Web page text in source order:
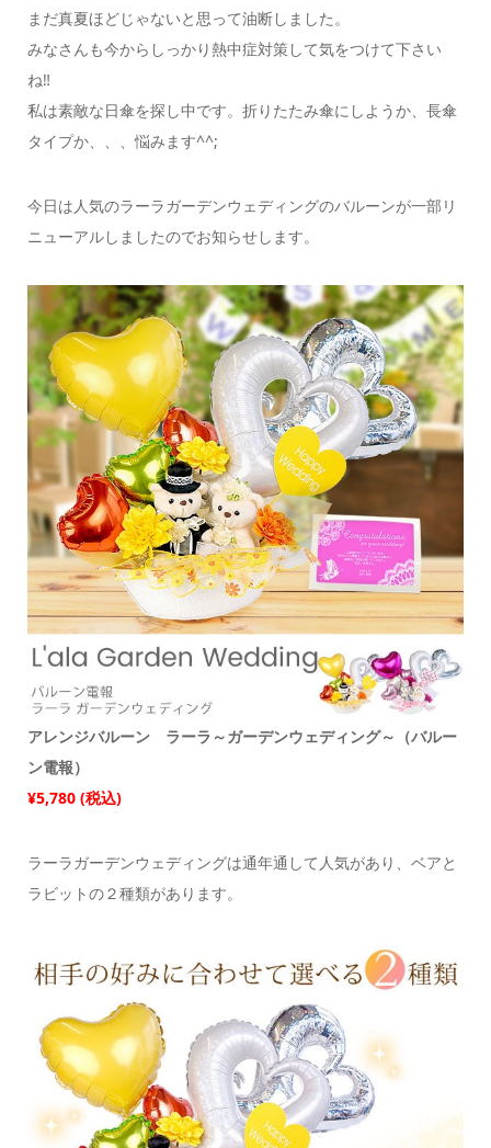
まだ真夏ほどじゃないと思って油断しました。
みなさんも今からしっかり熱中症対策して気をつけて下さい
ね‼︎
私は素敵な日傘を探し中です。折りたたみ傘にしようか、長傘
タイプか、、、悩みます^^;
今日は人気のラーラガーデンウェディングのバルーンが一部リ
ニューアルしましたのでお知らせします。
アレンジバルーン ラーラ～ガーデンウェディング～（バルー
ン電報）
¥5,780 (税込)
ラーラガーデンウェディングは通年通して人気があり、ベアと
ラビットの２種類があります。